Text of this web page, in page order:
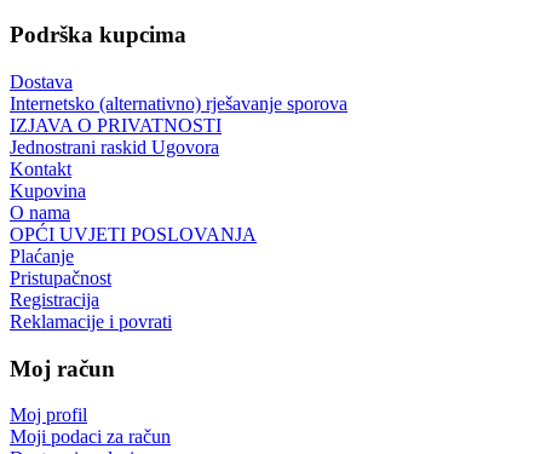
Podrška kupcima
Dostava
Internetsko (alternativno) rješavanje sporova
IZJAVA O PRIVATNOSTI
Jednostrani raskid Ugovora
Kontakt
Kupovina
O nama
OPĆI UVJETI POSLOVANJA
Plaćanje
Pristupačnost
Registracija
Reklamacije i povrati
Moj račun
Moj profil
Moji podaci za račun